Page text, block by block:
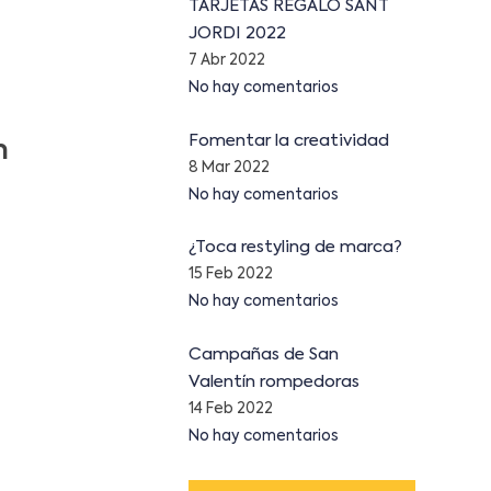
TARJETAS REGALO SANT
JORDI 2022
7 Abr 2022
No hay comentarios
Fomentar la creatividad
8 Mar 2022
No hay comentarios
¿Toca restyling de marca?
15 Feb 2022
No hay comentarios
Campañas de San
Valentín rompedoras
14 Feb 2022
No hay comentarios